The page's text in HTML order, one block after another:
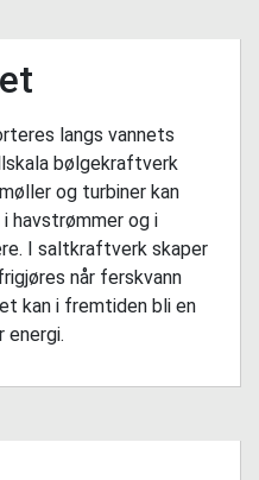
langs vannets
bølgekraftverk
og turbiner kan
havstrømmer og i
I saltkraftverk skaper
når ferskvann
kan i fremtiden bli en
energi.